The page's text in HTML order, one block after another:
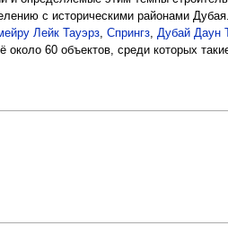
с историческими районами
Лейк Тауэрз, Спрингз, Дубай Даун
60 объектов, среди которых